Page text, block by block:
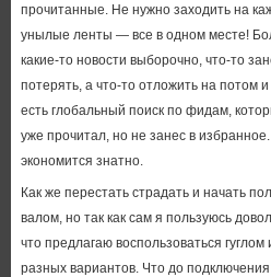
прочитанные. Не нужно заходить на
унылые ленты — все в одном месте!
какие-то новости выборочно, что-то
потерять, а что-то отложить на потом
есть глобальный поиск по фидам,
уже прочитал, но не занес в
экономится знатно.
Как же перестать страдать и начать
валом, но так как сам я пользуюсь
что предлагаю воспользоваться
разных вариантов. Что до